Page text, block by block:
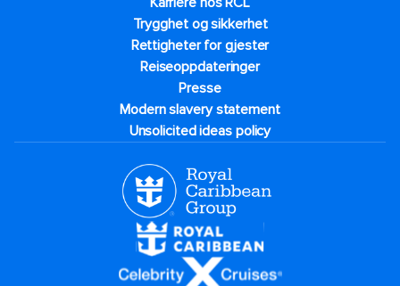
Trygghet og sikkerhet​
Rettigheter for gjester
Reiseoppdateringer
Presse
Modern slavery statement
Unsolicited ideas policy